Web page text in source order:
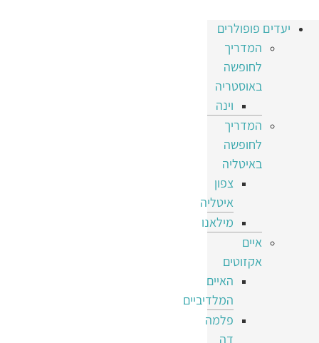
יעדים פופולרים
המדריך
לחופשה
באוסטריה
וינה
המדריך
לחופשה
באיטליה
צפון
איטליה
מילאנו
איים
אקזוטים
האיים
המלדיביים
פלמה
דה